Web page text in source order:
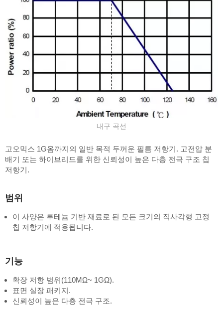
내구 곡선
고오믹스 1G옴까지의 일반 목적 두꺼운 필름 저항기. 고전압 분
배기 또는 하이브리드를 위한 신뢰성이 높은 다층 전극 구조 칩
저항기.
범위
이 사양은 루테늄 기반 재료로 된 모든 크기의 직사각형 고정
칩 저항기에 적용됩니다.
기능
확장 저항 범위(110MΩ~ 1GΩ).
표면 실장 패키지.
신뢰성이 높은 다층 전극 구조.